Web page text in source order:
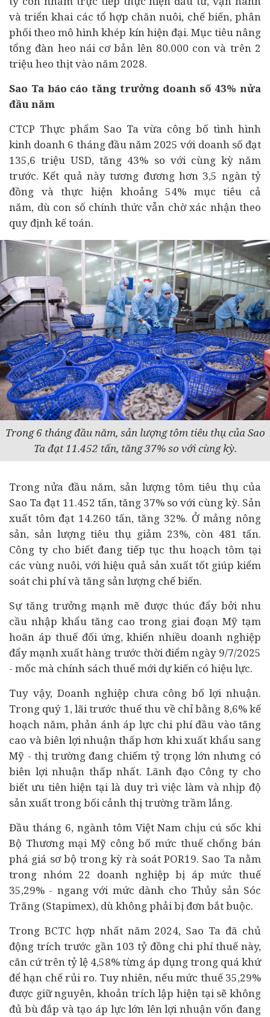
và triển khai các tổ hợp chăn nuôi, chế biến, phân
phối theo mô hình khép kín hiện đại. Mục tiêu nâng
tổng đàn heo nái cơ bản lên 80.000 con và trên 2
triệu heo thịt vào năm 2028.
Sao Ta báo cáo tăng trưởng doanh số 43% nửa
đầu năm
CTCP Thực phẩm Sao Ta vừa công bố tình hình
kinh doanh 6 tháng đầu năm 2025 với doanh số đạt
135,6 triệu USD, tăng 43% so với cùng kỳ năm
trước. Kết quả này tương đương hơn 3,5 ngàn tỷ
đồng và thực hiện khoảng 54% mục tiêu cả
năm, dù con số chính thức vẫn chờ xác nhận theo
quy định kế toán.
Trong 6 tháng đầu năm, sản lượng tôm tiêu thụ của Sao
Ta đạt 11.452 tấn, tăng 37% so với cùng kỳ.
Trong nửa đầu năm, sản lượng tôm tiêu thụ của
Sao Ta đạt 11.452 tấn, tăng 37% so với cùng kỳ. Sản
xuất tôm đạt 14.260 tấn, tăng 32%. Ở mảng nông
sản, sản lượng tiêu thụ giảm 23%, còn 481 tấn.
Công ty cho biết đang tiếp tục thu hoạch tôm tại
các vùng nuôi, với hiệu quả sản xuất tốt giúp kiểm
soát chi phí và tăng sản lượng chế biến.
Sự tăng trưởng mạnh mẽ được thúc đẩy bởi nhu
cầu nhập khẩu tăng cao trong giai đoạn Mỹ tạm
hoãn áp thuế đối ứng, khiến nhiều doanh nghiệp
đẩy mạnh xuất hàng trước thời điểm ngày 9/7/2025
- mốc mà chính sách thuế mới dự kiến có hiệu lực.
Tuy vậy, Doanh nghiệp chưa công bố lợi nhuận.
Trong quý 1, lãi trước thuế thu về chỉ bằng 8,6% kế
hoạch năm, phản ánh áp lực chi phí đầu vào tăng
cao và biên lợi nhuận thấp hơn khi xuất khẩu sang
Mỹ - thị trường đang chiếm tỷ trọng lớn nhưng có
biên lợi nhuận thấp nhất. Lãnh đạo Công ty cho
biết ưu tiên hiện tại là duy trì việc làm và nhịp độ
sản xuất trong bối cảnh thị trường trầm lắng.
Đầu tháng 6, ngành tôm Việt Nam chịu cú sốc khi
Bộ Thương mại Mỹ công bố mức thuế chống bán
phá giá sơ bộ trong kỳ rà soát POR19. Sao Ta nằm
trong nhóm 22 doanh nghiệp bị áp mức thuế
35,29% - ngang với mức dành cho Thủy sản Sóc
Trăng (Stapimex), dù không phải bị đơn bắt buộc.
Trong BCTC hợp nhất năm 2024, Sao Ta đã chủ
động trích trước gần 103 tỷ đồng chi phí thuế này,
căn cứ trên tỷ lệ 4,58% từng áp dụng trong quá khứ
để hạn chế rủi ro. Tuy nhiên, nếu mức thuế 35,29%
được giữ nguyên, khoản trích lập hiện tại sẽ không
đủ bù đắp và tạo áp lực lớn lên lợi nhuận vốn đang